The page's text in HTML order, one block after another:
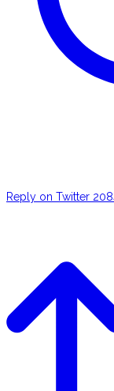
Reply on Twitter